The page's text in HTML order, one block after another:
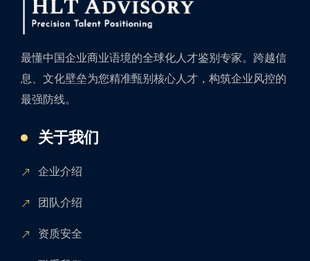
最懂中国企业商业语境的全球化人才鉴别专家。跨越信
息、文化壁垒为您精准甄别核心人才，构筑企业风控的
最强防线。
关于我们
企业介绍
团队介绍
资质安全